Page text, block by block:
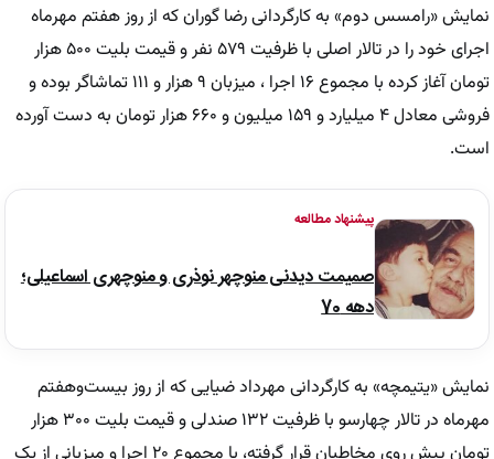
نمایش «رامسس دوم» به کارگردانی رضا گوران که از روز هفتم مهرماه
اجرای خود را در تالار اصلی با ظرفیت ۵۷۹ نفر و قیمت بلیت ۵۰۰ هزار
تومان آغاز کرده با مجموع ۱۶ اجرا ، میزبان ۹ هزار و ۱۱۱ تماشاگر بوده و
فروشی معادل ۴ میلیارد و ۱۵۹ میلیون و ۶۶۰ هزار تومان به دست آورده
است.
پیشنهاد مطالعه
صمیمت دیدنی منوچهر نوذری و منوچهری اسماعیلی؛
دهه 70
نمایش «یتیمچه» به کارگردانی مهرداد ضیایی که از روز بیست‌وهفتم
مهرماه در تالار چهارسو با ظرفیت ۱۳۲ صندلی و قیمت بلیت ۳۰۰ هزار